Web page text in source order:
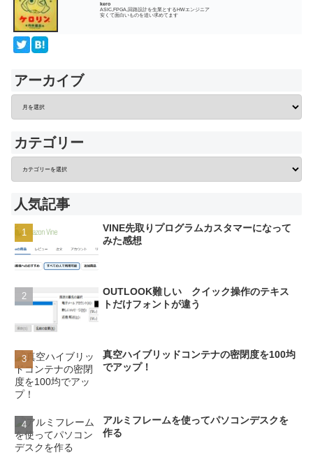
kero
ASIC,FPGA,回路設計を生業とするHWエンジニア
安くて面白いものを追い求めてます
アーカイブ
カテゴリー
人気記事
VINE先取りプログラムカスタマーになって
みた感想
OUTLOOK難しい クイック操作のテキス
トだけフォントが違う
真空ハイブリッドコンテナの密閉度を100均
でアップ！
アルミフレームを使ってパソコンデスクを
作る